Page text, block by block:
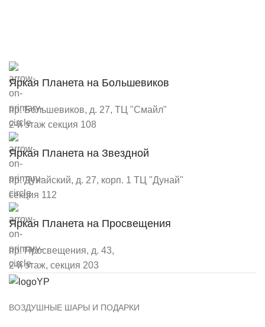
Яркая Планета на Большевиков
пр. Большевиков, д. 27, ТЦ "Смайл"
2-й этаж секция 108
Яркая Планета на Звездной
пр. Дунайский, д. 27, корп. 1 ТЦ "Дунай"
секция 112
Яркая Планета на Просвещения
пр. Просвещения, д. 43,
2-й этаж, секция 203
ВОЗДУШНЫЕ ШАРЫ И ПОДАРКИ